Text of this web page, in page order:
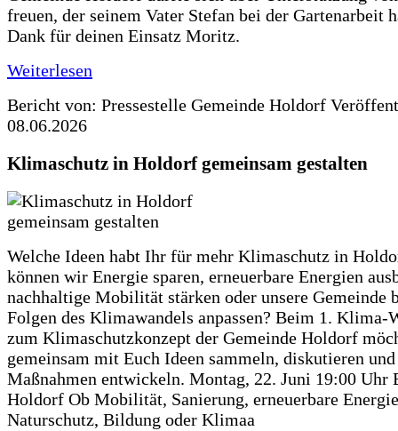
freuen, der seinem Vater Stefan bei der Gartenarbeit
Dank für deinen Einsatz Moritz.
Weiterlesen
Bericht von: Pressestelle Gemeinde Holdorf
08.06.2026
Klimaschutz in Holdorf gemeinsam gestalten
Welche Ideen habt Ihr für mehr Klimaschutz in
können wir Energie sparen, erneuerbare Energien
nachhaltige Mobilität stärken oder unsere Gemeinde
Folgen des Klimawandels anpassen? Beim 1. Klima-
zum Klimaschutzkonzept der Gemeinde Holdorf
gemeinsam mit Euch Ideen sammeln, diskutieren
Maßnahmen entwickeln. Montag, 22. Juni 19:00 Uhr
Holdorf Ob Mobilität, Sanierung, erneuerbare
Naturschutz, Bildung oder Klimaa